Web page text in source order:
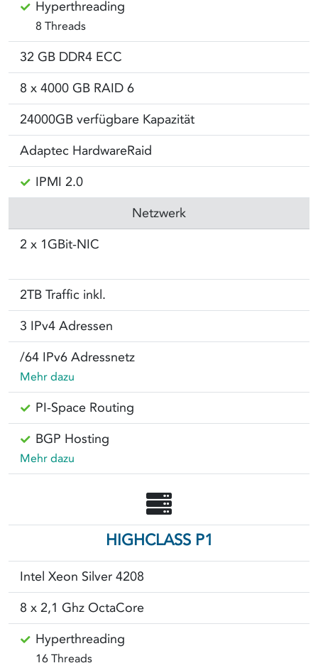
Hyperthreading
8 Threads
32 GB DDR4 ECC
8 x 4000 GB RAID 6
24000GB verfügbare Kapazität
Adaptec HardwareRaid
IPMI 2.0
Netzwerk
2 x 1GBit-NIC
2TB Traffic inkl.
3 IPv4 Adressen
/64 IPv6 Adressnetz
Mehr dazu
PI-Space Routing
BGP Hosting
Mehr dazu
HIGHCLASS P1
Intel Xeon Silver 4208
8 x 2,1 Ghz OctaCore
Hyperthreading
16 Threads